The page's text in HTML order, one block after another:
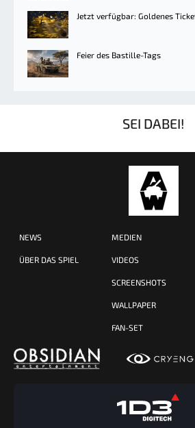
Jetzt verfügbar: Goldenes
Feier des Bastille-Tags
SEI DABEI!
NEWS
ÜBER DAS SPIEL
MEDIEN
VIDEOS
SCREENSHOTS
WALLPAPER
FAN-SET